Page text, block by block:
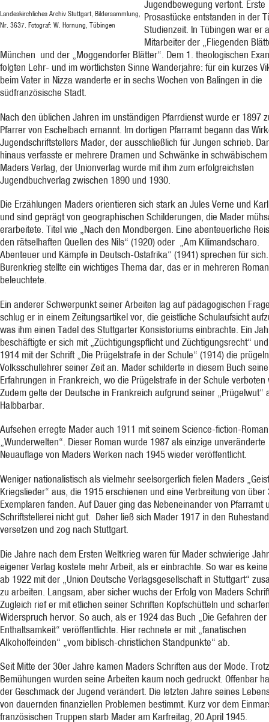
Landeskirchliches Archiv Stuttgart, Bildersammlung,
Nr. 3637. Fotograf: W. Hornung, Tübingen
Jugendbewegung vertont. Erste
Prosastücke entstanden in der
Studienzeit. In Tübingen war er
Mitarbeiter der „Fliegenden
München und der „Moggendorfer Blätter“. Dem 1. theologischen
folgten Lehr- und im wörtlichsten Sinne Wanderjahre: für ein kurzes
beim Vater in Nizza wanderte er in sechs Wochen von Balingen in die
südfranzösische Stadt.
Nach den üblichen Jahren im unständigen Pfarrdienst wurde er 1897
Pfarrer von Eschelbach ernannt. Im dortigen Pfarramt begann das
Jugendschriftstellers Mader, der ausschließlich für Jungen schrieb.
hinaus verfasste er mehrere Dramen und Schwänke in
Maders Verlag, der Unionverlag wurde mit ihm zum erfolgreichsten
Jugendbuchverlag zwischen 1890 und 1930.
Die Erzählungen Maders orientieren sich stark an Jules Verne und
und sind geprägt von geographischen Schilderungen, die Mader
erarbeitete. Titel wie „Nach den Mondbergen. Eine abenteuerliche
den rätselhaften Quellen des Nils“ (1920) oder „Am Kilimandscharo.
Abenteuer und Kämpfe in Deutsch-Ostafrika“ (1941) sprechen für
Burenkrieg stellte ein wichtiges Thema dar, das er in mehreren
beleuchtete.
Ein anderer Schwerpunkt seiner Arbeiten lag auf pädagogischen
schlug er in einem Zeitungsartikel vor, die geistliche Schulaufsicht
was ihm einen Tadel des Stuttgarter Konsistoriums einbrachte. Ein
beschäftigte er sich mit „Züchtigungspflicht und Züchtigungsrecht“
1914 mit der Schrift „Die Prügelstrafe in der Schule“ (1914) die
Volksschullehrer seiner Zeit an. Mader schilderte in diesem Buch seine
Erfahrungen in Frankreich, wo die Prügelstrafe in der Schule verboten
Zudem gelte der Deutsche in Frankreich aufgrund seiner „Prügelwut“
Halbbarbar.
Aufsehen erregte Mader auch 1911 mit seinem Science-fiction-Roman
„Wunderwelten“. Dieser Roman wurde 1987 als einzige unveränderte
Neuauflage von Maders Werken nach 1945 wieder veröffentlicht.
Weniger nationalistisch als vielmehr seelsorgerlich fielen Maders
Kriegslieder“ aus, die 1915 erschienen und eine Verbreitung von über
Exemplaren fanden. Auf Dauer ging das Nebeneinander von Pfarramt
Schriftstellerei nicht gut. Daher ließ sich Mader 1917 in den Ruhestand
versetzen und zog nach Stuttgart.
Die Jahre nach dem Ersten Weltkrieg waren für Mader schwierige
eigener Verlag kostete mehr Arbeit, als er einbrachte. So war es
ab 1922 mit der „Union Deutsche Verlagsgesellschaft in Stuttgart“
zu arbeiten. Langsam, aber sicher wuchs der Erfolg von Maders
Zugleich rief er mit etlichen seiner Schriften Kopfschütteln und
Widerspruch hervor. So auch, als er 1924 das Buch „Die Gefahren der
Enthaltsamkeit“ veröffentlichte. Hier rechnete er mit „fanatischen
Alkoholfeinden“ „vom biblisch-christlichen Standpunkte“ ab.
Seit Mitte der 30er Jahre kamen Maders Schriften aus der Mode.
Bemühungen wurden seine Arbeiten kaum noch gedruckt. Offenbar
der Geschmack der Jugend verändert. Die letzten Jahre seines
von dauernden finanziellen Problemen bestimmt. Kurz vor dem
französischen Truppen starb Mader am Karfreitag, 20.April 1945.